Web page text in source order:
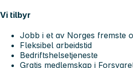
Vi tilbyr
Jobb i et av Norges fremste
Fleksibel arbeidstid
Bedriftshelsetjeneste
Gratis medlemskap i